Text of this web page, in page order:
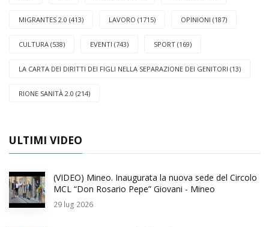
MIGRANTES 2.0 (413) LAVORO (1715) OPINIONI (187)
CULTURA (538) EVENTI (743) SPORT (169)
LA CARTA DEI DIRITTI DEI FIGLI NELLA SEPARAZIONE DEI GENITORI (13)
RIONE SANITÀ 2.0 (214)
ULTIMI VIDEO
(VIDEO) Mineo. Inaugurata la nuova sede del Circolo
MCL “Don Rosario Pepe” Giovani - Mineo
29 lug 2026